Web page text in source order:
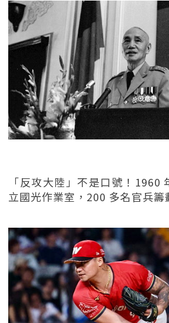
「反攻大陸」不是口號！1960
立國光作業室，200 多名官兵籌